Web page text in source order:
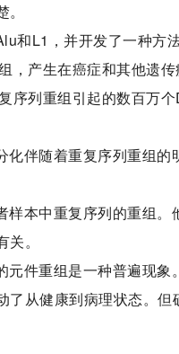
和L1，并开发了一种方
，产生在癌症和其他遗
序列重组引起的数百万
伴随着重复序列重组
本中重复序列的重组
。
件重组是一种普遍现
从健康到病理状态。但